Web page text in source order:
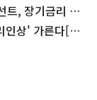
트, 장기금리 억
인상' 가른다[월